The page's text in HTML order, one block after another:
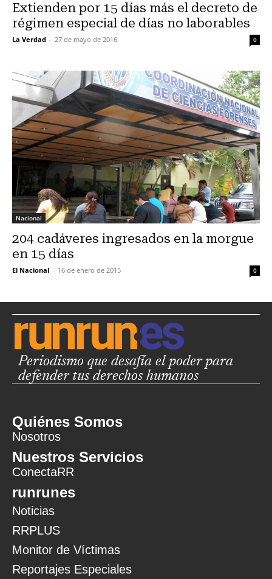
Extienden por 15 días más el decreto de
régimen especial de días no laborables
La Verdad - 27 de mayo de 2016 0
Nacional
204 cadáveres ingresados en la morgue
en 15 días
El Nacional - 16 de enero de 2015 0
Periodismo que desafía el poder para
defender tus derechos humanos
Quiénes Somos
Nosotros
Nuestros Servicios
ConectaRR
runrunes
Noticias
RRPLUS
Monitor de Víctimas
Reportajes Especiales